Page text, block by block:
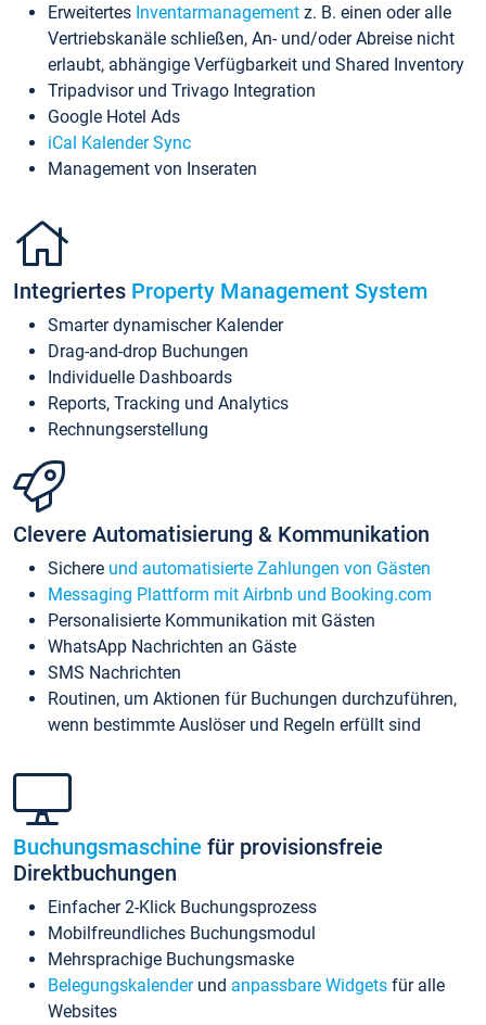
Erweitertes Inventarmanagement z. B. einen oder alle
Vertriebskanäle schließen, An- und/oder Abreise nicht
erlaubt, abhängige Verfügbarkeit und Shared Inventory
Tripadvisor und Trivago Integration
Google Hotel Ads
iCal Kalender Sync
Management von Inseraten
Integriertes Property Management System
Smarter dynamischer Kalender
Drag-and-drop Buchungen
Individuelle Dashboards
Reports, Tracking und Analytics
Rechnungserstellung
Clevere Automatisierung & Kommunikation
Sichere und automatisierte Zahlungen von Gästen
Messaging Plattform mit Airbnb und Booking.com
Personalisierte Kommunikation mit Gästen
WhatsApp Nachrichten an Gäste
SMS Nachrichten
Routinen, um Aktionen für Buchungen durchzuführen,
wenn bestimmte Auslöser und Regeln erfüllt sind
Buchungsmaschine für provisionsfreie
Direktbuchungen
Einfacher 2-Klick Buchungsprozess
Mobilfreundliches Buchungsmodul
Mehrsprachige Buchungsmaske
Belegungskalenderund anpassbare Widgets für alle
Websites